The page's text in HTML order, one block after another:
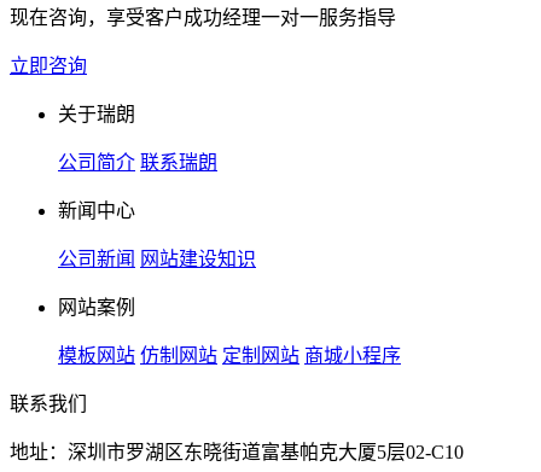
现在咨询，享受客户成功经理一对一服务指导
立即咨询
关于瑞朗
公司简介 联系瑞朗
新闻中心
公司新闻 网站建设知识
网站案例
模板网站 仿制网站 定制网站 商城小程序
联系我们
地址：深圳市罗湖区东晓街道富基帕克大厦5层02-C10